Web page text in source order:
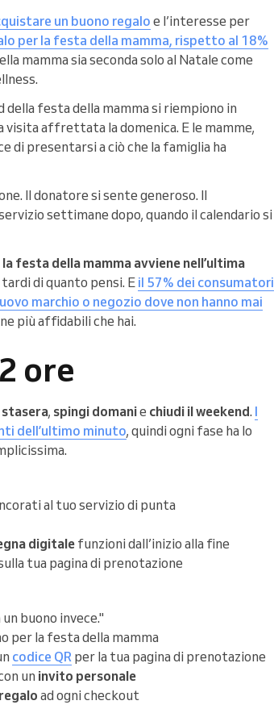
un buono regalo e l’interesse per
per la festa della mamma, rispetto al 18%
mamma sia seconda solo al Natale come
festa della mamma si riempiono in
visita affrettata la domenica. E le mamme,
di presentarsi a ciò che la famiglia ha
Il donatore si sente generoso. Il
settimane dopo, quando il calendario si
festa della mamma avviene nell’ultima
di quanto pensi. E il 57% dei consumatori
marchio o negozio dove non hanno mai
più affidabili che hai.
ore
stasera, spingi domanie chiudi il weekend. I
dell’ultimo minuto, quindi ogni fase ha lo
al tuo servizio di punta
digitale funzioni dall’inizio alla fine
tua pagina di prenotazione
buono invece."
per la festa della mamma
codice QR per la tua pagina di prenotazione
un invito personale
ad ogni checkout